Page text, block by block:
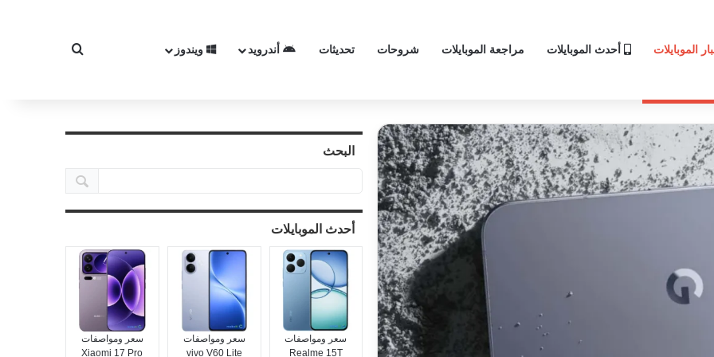
الموبايلات أحدث الموبايلات مراجعة الموبايلات شروحات تحديثات أندرويد ويندوز
البحث
أحدث الموبايلات
سعر ومواصفات
Realme 15T
سعر ومواصفات
vivo V60 Lite
سعر ومواصفات
Xiaomi 17 Pro